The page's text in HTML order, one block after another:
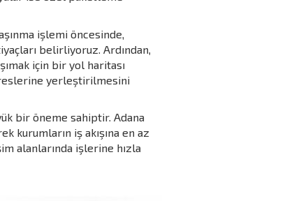
işlemi öncesinde,
belirliyoruz. Ardından,
için bir yol haritası
yerleştirilmesini
bir öneme sahiptir. Adana
kurumların iş akışına en az
alanlarında işlerine hızla